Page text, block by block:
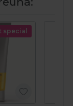
special